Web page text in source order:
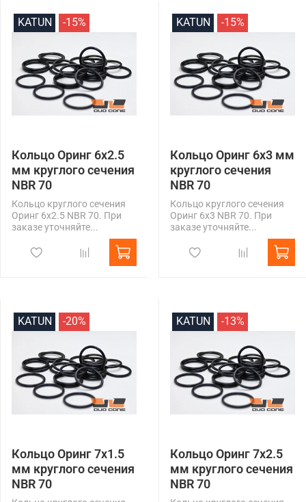
KATUN -15%
Кольцо Оринг 6x2.5
мм круглого сечения
NBR 70
Кольцо круглого сечения
Оринг 6x2.5 NBR 70. При
заказе уточняйте...
KATUN -15%
Кольцо Оринг 6x3 мм
круглого сечения
NBR 70
Кольцо круглого сечения
Оринг 6x3 NBR 70. При
заказе уточняйте...
KATUN -20%
Кольцо Оринг 7x1.5
мм круглого сечения
NBR 70
KATUN -13%
Кольцо Оринг 7x2.5
мм круглого сечения
NBR 70